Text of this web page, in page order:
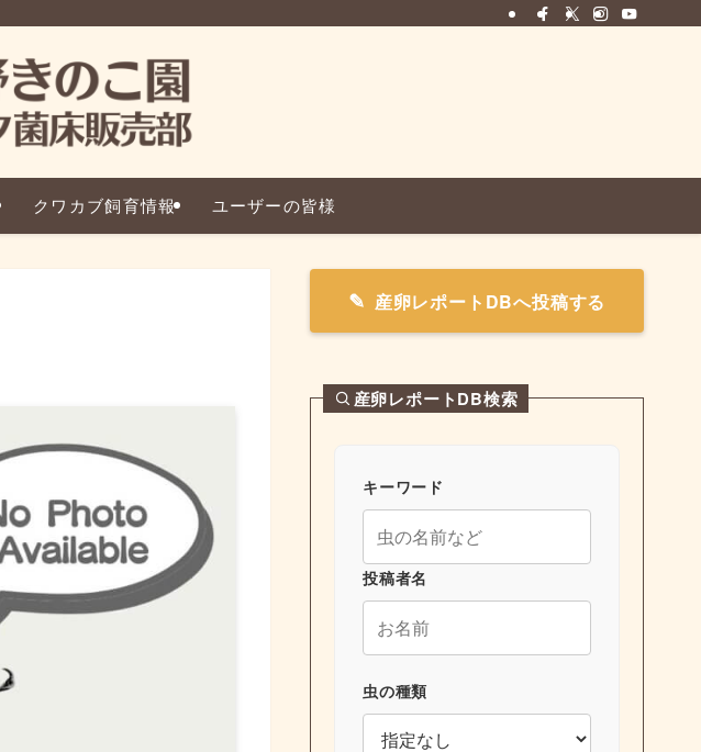
クワカブ飼育情報 ユーザーの皆様
産卵レポートDBへ投稿する
産卵レポートDB検索
キーワード
投稿者名
虫の種類